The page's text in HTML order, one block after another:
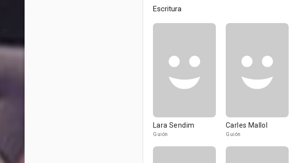
Escritura
Lara Sendim
Guión
Carles Mallol
Guión